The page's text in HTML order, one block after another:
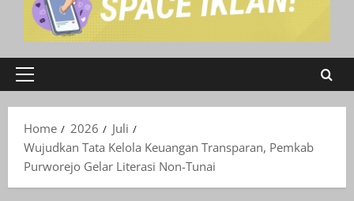
Primary
Home
2026
Juli
Wujudkan Tata Kelola Keuangan Transparan, Pemkab
Purworejo Gelar Literasi Non-Tunai